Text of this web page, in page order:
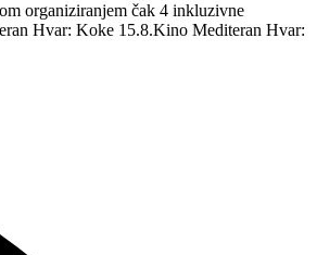
organiziranjem čak 4 inkluzivne
Hvar: Koke 15.8.Kino Mediteran Hvar: